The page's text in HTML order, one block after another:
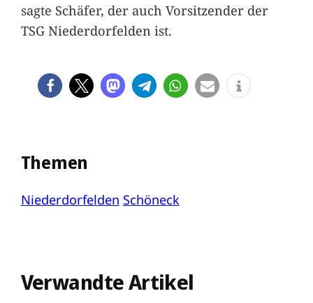
sagte Schäfer, der auch Vorsitzender der
TSG Niederdorfelden ist.
Themen
Niederdorfelden Schöneck
Verwandte Artikel